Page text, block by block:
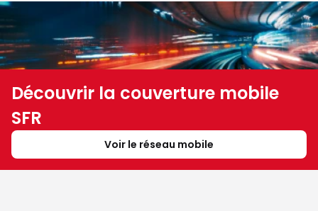
Découvrir la couverture mobile
SFR
Voir le réseau mobile